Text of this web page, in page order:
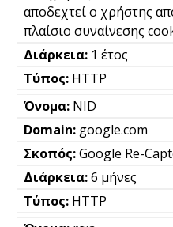
αποδεχτεί ο χρήστης
πλαίσιο συναίνεσης
1 έτος
HTTP
NID
google.com
Google Re-
6 μήνες
HTTP